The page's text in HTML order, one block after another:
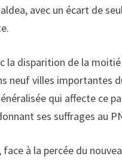
avec un écart de
la disparition de la
villes importantes
qui affecte ce
ses suffrages au
à la percée du